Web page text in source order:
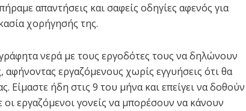
απαντήσεις και σαφείς οδηγίες αφενός για
χορήγησής της.
νερά με τους εργοδότες τους να δηλώνουν
αφήνοντας εργαζόμενους χωρίς εγγυήσεις ότι θα
Είμαστε ήδη στις 9 του μήνα και επείγει να δοθούν
εργαζόμενοι γονείς να μπορέσουν να κάνουν